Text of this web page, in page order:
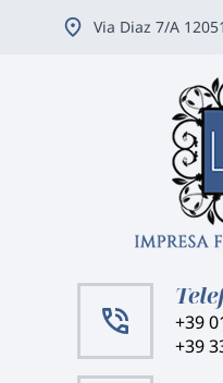
Via Diaz 7/A
+39
+39